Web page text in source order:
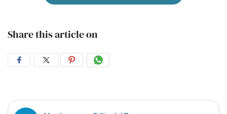
Share this article on
Share
Facebook
Share
Twitter
Share
Pintrest
Share
Whatsapp